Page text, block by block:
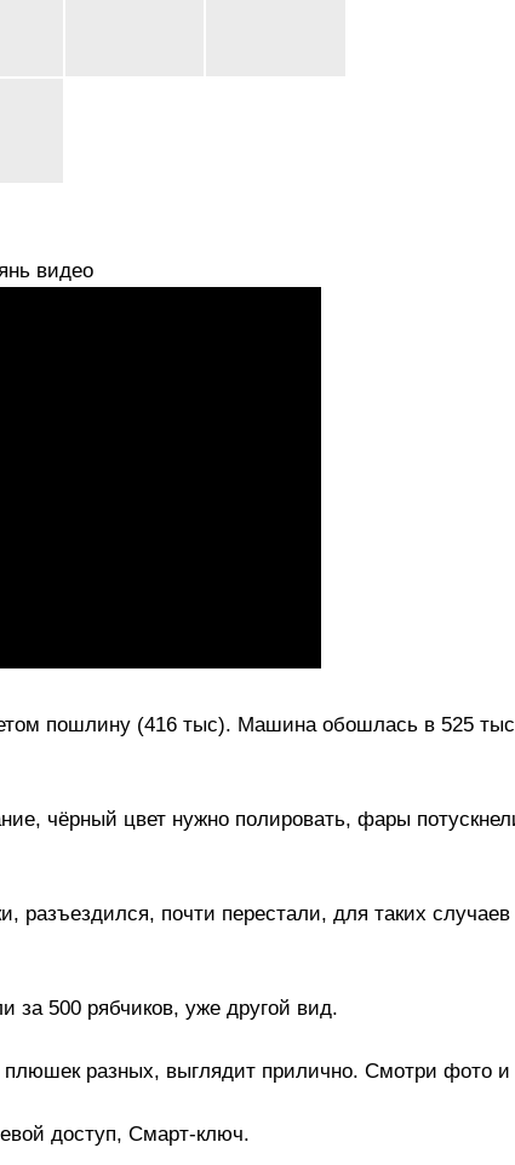
видео
пошлину (416 тыс). Машина обошлась в 525 тыс
чёрный цвет нужно полировать, фары
разъездился, почти перестали, для таких
500 рябчиков, уже другой вид.
разных, выглядит прилично. Смотри фото и
доступ, Смарт-ключ.